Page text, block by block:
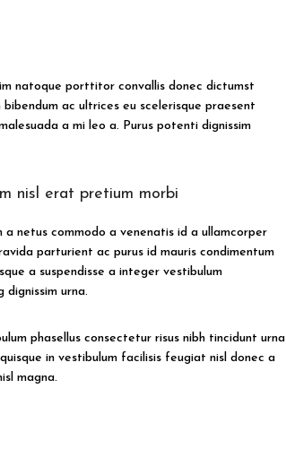
natoque porttitor convallis donec dictumst
bibendum ac ultrices eu scelerisque praesent
a mi leo a. Purus potenti dignissim
nisl erat pretium morbi
a netus commodo a venenatis id a ullamcorper
parturient ac purus id mauris condimentum
a suspendisse a integer vestibulum
dignissim urna.
phasellus consectetur risus nibh tincidunt urna
in vestibulum facilisis feugiat nisl donec a
magna.